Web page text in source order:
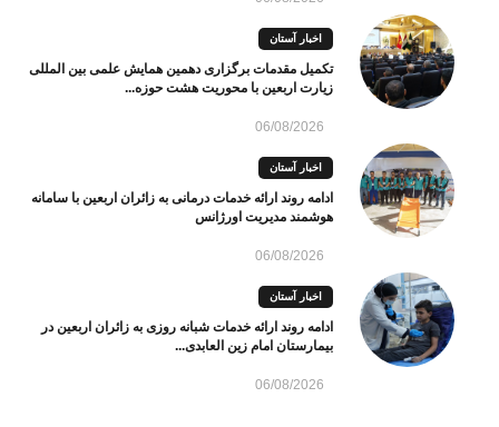
اخبار آستان
تکمیل مقدمات برگزاری دهمین همایش علمی بین المللی
زیارت اربعین با محوریت هشت حوزه...
06/08/2026
اخبار آستان
ادامه روند ارائه خدمات درمانی به زائران اربعین با سامانه
هوشمند مدیریت اورژانس
06/08/2026
اخبار آستان
ادامه روند ارائه خدمات شبانه روزی به زائران اربعین در
بیمارستان امام زین العابدی...
06/08/2026